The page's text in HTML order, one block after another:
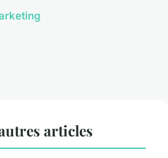
articles